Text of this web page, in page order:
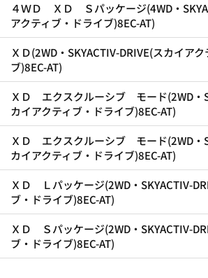
４ＷＤ ＸＤ Ｓパッケージ(4WD・
アクティブ・ドライブ)8EC-AT)
ＸＤ(2WD・SKYACTIV-DRIVE(スカイア
ブ)8EC-AT)
ＸＤ エクスクルーシブ モード(2WD・
カイアクティブ・ドライブ)8EC-AT)
ＸＤ エクスクルーシブ モード(2WD・
カイアクティブ・ドライブ)8EC-AT)
ＸＤ Ｌパッケージ(2WD・SKYACTIV-
ブ・ドライブ)8EC-AT)
ＸＤ Ｓパッケージ(2WD・SKYACTIV-
ブ・ドライブ)8EC-AT)